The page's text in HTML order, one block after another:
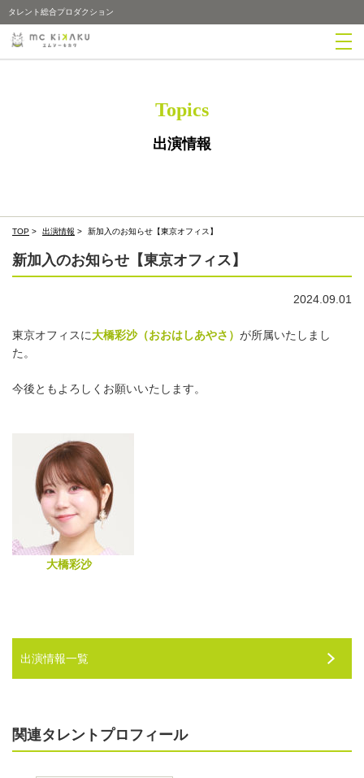
タレント総合プロダクション
Topics
出演情報
TOP > 出演情報 > 新加入のお知らせ【東京オフィス】
新加入のお知らせ【東京オフィス】
2024.09.01
東京オフィスに大橋彩沙（おおはしあやさ） が所属いたしまし
た。
今後ともよろしくお願いいたします。
大橋彩沙
出演情報一覧
関連タレントプロフィール